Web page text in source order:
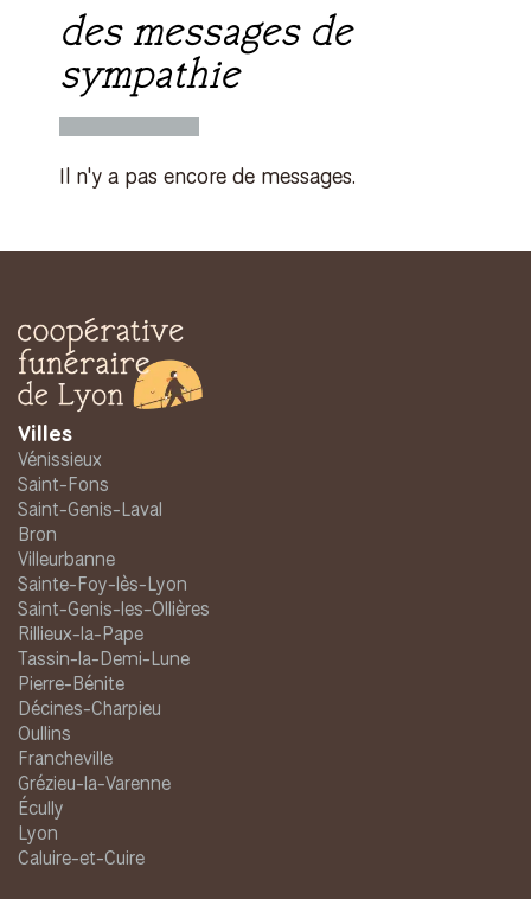
des messages de
sympathie
Il n'y a pas encore de messages.
Villes
Vénissieux
Saint-Fons
Saint-Genis-Laval
Bron
Villeurbanne
Sainte-Foy-lès-Lyon
Saint-Genis-les-Ollières
Rillieux-la-Pape
Tassin-la-Demi-Lune
Pierre-Bénite
Décines-Charpieu
Oullins
Francheville
Grézieu-la-Varenne
Écully
Lyon
Caluire-et-Cuire